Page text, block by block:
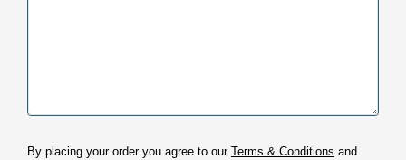
By placing your order you agree to our Terms & Conditions and